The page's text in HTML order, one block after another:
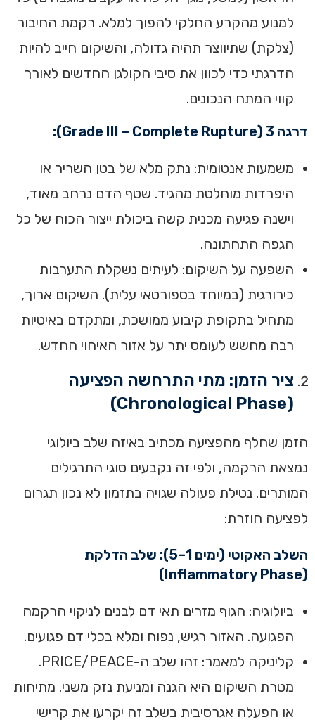
למנוע מהקרע החלקי להפוך למלא. רקמת החיבור
(צלקת) שתיווצר תהיה גדולה, והשיקום חייב להיות
הדרגתי כדי לכוון את סיבי הקולגן החדשים לאורך
קווי המתח הנכונים.
דרגה 3 (Grade III – Complete Rupture):
משמעות אנטומית: נתק מלא של בטן השריר או
היפרדות מוחלטת מהגיד. שטף הדם נרחב מאוד,
וישנה פגיעה מכנית קשה ביכולת ייצור הכוח של כל
הגפה התחתונה.
השפעה על השיקום: לעיתים נשקלת התערבות
כירורגית (במיוחד בספורטאי עלית). השיקום ארוך,
מתחיל בתקופת קיבוע ממושכת, ומתקדם באיטיות
רבה מחשש לעומס יתר על אזור האיחוי החדש.
ציר הזמן: מתי התרחשה הפציעה
(Chronological Phase)
הזמן שחלף מהפציעה מכתיב באיזה שלב ביולוגי
נמצאת הרקמה, ולפי זה נקבעים סוגי התרגילים
המותרים. נטילת פעולה שגויה בתזמון לא נכון תגרום
לפציעה חוזרת:
השלב האקוטי (ימים 1–5): שלב הדלקת
(Inflammatory Phase)
ביולוגיה: הגוף מזרים תאי דם לבנים לניקוי הרקמה
הפגועה. האזור רגיש, נפוח ומלא בכלי דם פגועים.
קליניקה למאמר: זהו שלב ה-PRICE/PEACE.
מטרת השיקום היא הגנה ומניעת נזק משני. מתיחות
או הפעלה אגרסיבית בשלב זה יקרעו את קרישי